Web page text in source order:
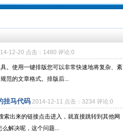
12-20 点击：1480 评论:0
。使用一键排版您可以非常快速地将复杂、紊
范的文章格式。排版后...
挂马代码 2014-12-11 点击：3234 评论:0
索出来的链接点击进入，就直接跳转到其他网
么解决呢，这个问题...